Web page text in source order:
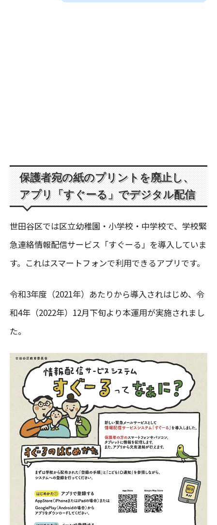
保護者宛の紙のプリントを廃止し、
アプリ「すぐーる」でデジタル配信
世田谷区では区立幼稚園・小学校・中学校で、学校緊
急連絡情報配信サービス「すぐーる」を導入していま
す。これはスマートフォンで利用できるアプリです。
令和3年度（2021年）あたりから導入されはじめ、令
和4年（2022年）12月下旬より本運用が実施されまし
た。